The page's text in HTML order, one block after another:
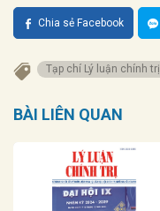
Chia sẻ Facebook
Tạp chí Lý luận chính trị
BÀI LIÊN QUAN